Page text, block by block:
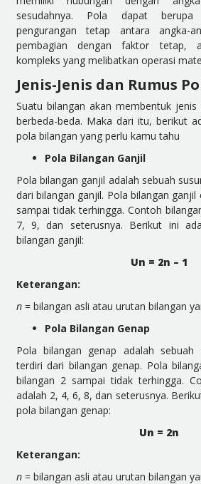
sesudahnya. Pola dapat berupa
pengurangan tetap antara angka-
pembagian dengan faktor tetap,
kompleks yang melibatkan operasi
Jenis-Jenis dan Rumus
Suatu bilangan akan membentuk
berbeda-beda. Maka dari itu, berikut
pola bilangan yang perlu kamu tahu
Pola Bilangan Ganjil
Pola bilangan ganjil adalah sebuah
dari bilangan ganjil. Pola bilangan ganjil
sampai tidak terhingga. Contoh
7, 9, dan seterusnya. Berikut ini
bilangan ganjil:
Un = 2n – 1
Keterangan:
n= bilangan asli atau urutan bilangan
Pola Bilangan Genap
Pola bilangan genap adalah sebuah
terdiri dari bilangan genap. Pola
bilangan 2 sampai tidak terhingga.
adalah 2, 4, 6, 8, dan seterusnya.
pola bilangan genap:
Un = 2n
Keterangan:
n= bilangan asli atau urutan bilangan